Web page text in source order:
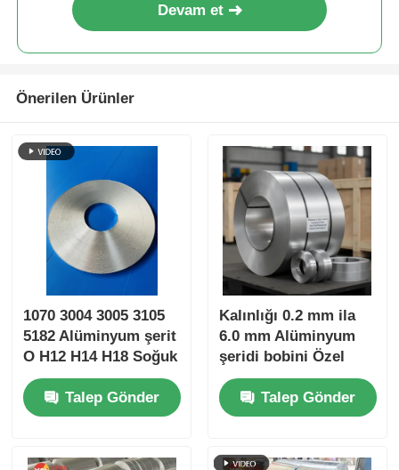
Devam et
Önerilen Ürünler
1070 3004 3005 3105
5182 Alüminyum şerit
O H12 H14 H18 Soğuk
Sıcak Dolaştırılmış
0.2-4 mm Hızlılık
Genişliği ±0.2 mm
ISO SGS ROHS
Talep Gönder
Kalınlığı 0.2 mm ila
6.0 mm Alüminyum
şeridi bobini Özel
boyutlu Elektrik
ambalajı ve inşaat
projeleri için
Talep Gönder